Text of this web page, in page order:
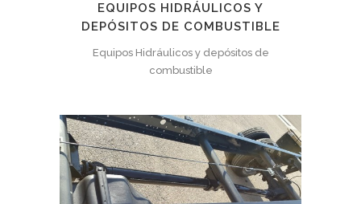
EQUIPOS HIDRÁULICOS Y
DEPÓSITOS DE COMBUSTIBLE
Equipos Hidráulicos y depósitos de
combustible